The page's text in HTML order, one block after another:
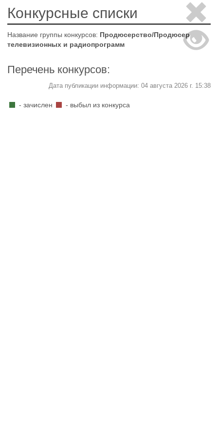
Конкурсные списки
Название группы конкурсов: Продюсерство/Продюсер
телевизионных и радиопрограмм
Перечень конкурсов:
Дата публикации информации: 04 августа 2026 г. 15:38
- зачислен - выбыл из конкурса